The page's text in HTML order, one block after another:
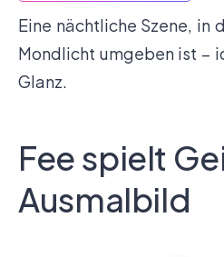
Eine nächtliche Szene, in
Mondlicht umgeben ist –
Glanz.
Fee spielt
Ausmalbild